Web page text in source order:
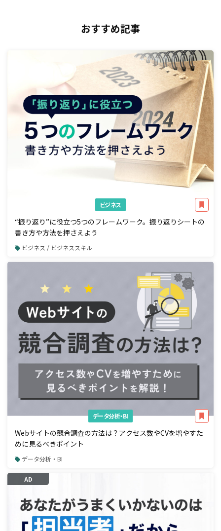
おすすめ記事
ビジネス
“振り返り”に役立つ5つのフレームワーク。振り返りシートの
書き方や方法を押さえよう
ビジネス / ビジネススキル
データ分析・BI
Webサイトの競合調査の方法は？アクセス数やCVを増やすた
めに見るべきポイント
データ分析・BI
AD